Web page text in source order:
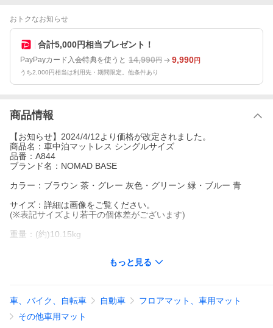
おトクなお知らせ
合計5,000円相当プレゼント！
PayPayカード入会特典を使うと 14,990円 9,990円
うち2,000円相当は利用先・期間限定。他条件あり
商品情報
【お知らせ】2024/4/12より価格が改定されました。
商品名：車中泊マットレス シングルサイズ
品番：A844
ブランド名：NOMAD BASE
カラー：ブラウン 茶・グレー 灰色・グリーン 緑・ブルー 青
サイズ：詳細は画像をご覧ください。
(※表記サイズより若干の個体差がございます)
重量：(約)10.15kg
クッション材：ウレタンフォーム
外側カバーは洗濯可能です。洗濯の際はネットに入れてくださ
い。
※中材カバーは取り外し・お洗濯不可
もっと見る
車、バイク、自転車 自動車
フロアマット、車用マット
その他車用マット